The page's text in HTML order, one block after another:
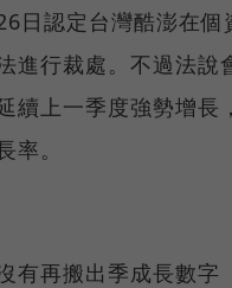
日認定台灣酷澎在個
進行裁處。不過法說
續上一季度強勢增長
率。
有再搬出季成長數字